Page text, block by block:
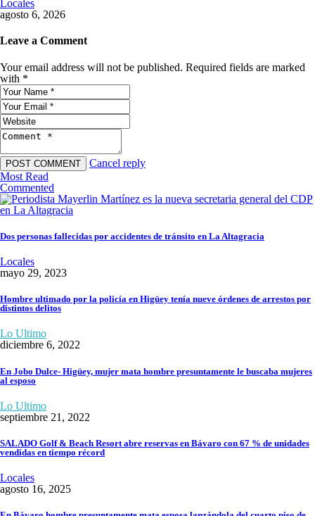
Locales
agosto 6, 2026
Leave a Comment
Your email address will not be published. Required fields are marked
with *
Cancel reply
Most Read
Commented
Dos personas fallecidas por accidentes de tránsito en La Altagracia
Locales
mayo 29, 2023
Hombre ultimado por la policía en Higüey tenía nueve órdenes de arrestos por
distintos delitos
Lo Ultimo
diciembre 6, 2022
En Jobo Dulce- Higüey, mujer mata hombre presuntamente le buscaba mujeres
al esposo
Lo Ultimo
septiembre 21, 2022
SALADO Golf & Beach Resort abre reservas en Bávaro con 67 % de unidades
vendidas en tiempo récord
Locales
agosto 16, 2025